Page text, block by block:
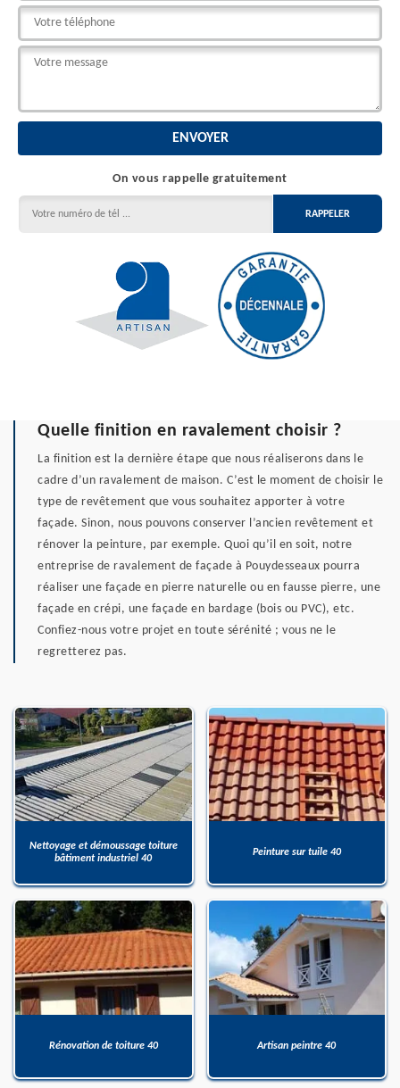
On vous rappelle gratuitement
Quelle finition en ravalement choisir ?
La finition est la dernière étape que nous réaliserons dans le
cadre d’un ravalement de maison. C’est le moment de choisir le
type de revêtement que vous souhaitez apporter à votre
façade. Sinon, nous pouvons conserver l’ancien revêtement et
rénover la peinture, par exemple. Quoi qu’il en soit, notre
entreprise de ravalement de façade à Pouydesseaux pourra
réaliser une façade en pierre naturelle ou en fausse pierre, une
façade en crépi, une façade en bardage (bois ou PVC), etc.
Confiez-nous votre projet en toute sérénité ; vous ne le
regretterez pas.
Nettoyage et démoussage toiture
bâtiment industriel 40
Peinture sur tuile 40
Rénovation de toiture 40 Artisan peintre 40